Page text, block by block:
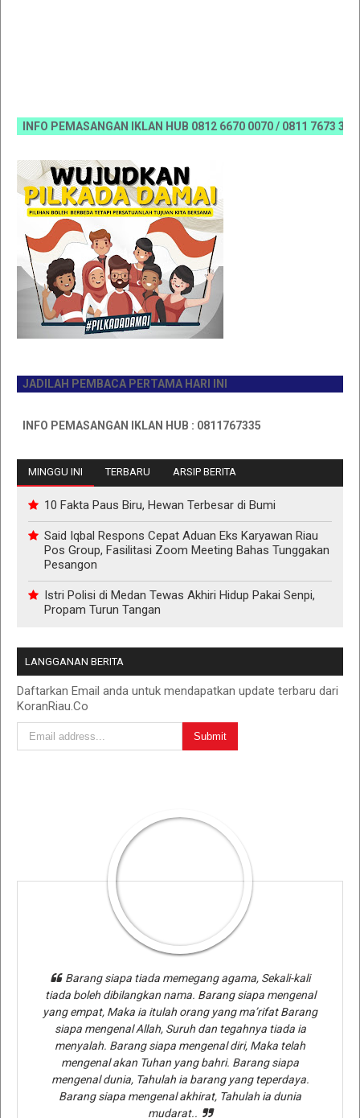
PEMASANGAN IKLAN HUB 0812 6670 0070 / 0811 7673 35,
PEMBACA PERTAMA HARI INI
PEMASANGAN IKLAN HUB : 0811767335
MINGGU INI TERBARU ARSIP BERITA
10 Fakta Paus Biru, Hewan Terbesar di Bumi
Said Iqbal Respons Cepat Aduan Eks Karyawan Riau
Pos Group, Fasilitasi Zoom Meeting Bahas Tunggakan
Pesangon
Istri Polisi di Medan Tewas Akhiri Hidup Pakai Senpi,
Propam Turun Tangan
LANGGANAN BERITA
Daftarkan Email anda untuk mendapatkan update terbaru dari
KoranRiau.Co
Barang siapa tiada memegang agama, Sekali-kali
tiada boleh dibilangkan nama. Barang siapa mengenal
yang empat, Maka ia itulah orang yang ma’rifat Barang
siapa mengenal Allah, Suruh dan tegahnya tiada ia
menyalah. Barang siapa mengenal diri, Maka telah
mengenal akan Tuhan yang bahri. Barang siapa
mengenal dunia, Tahulah ia barang yang teperdaya.
Barang siapa mengenal akhirat, Tahulah ia dunia
mudarat..